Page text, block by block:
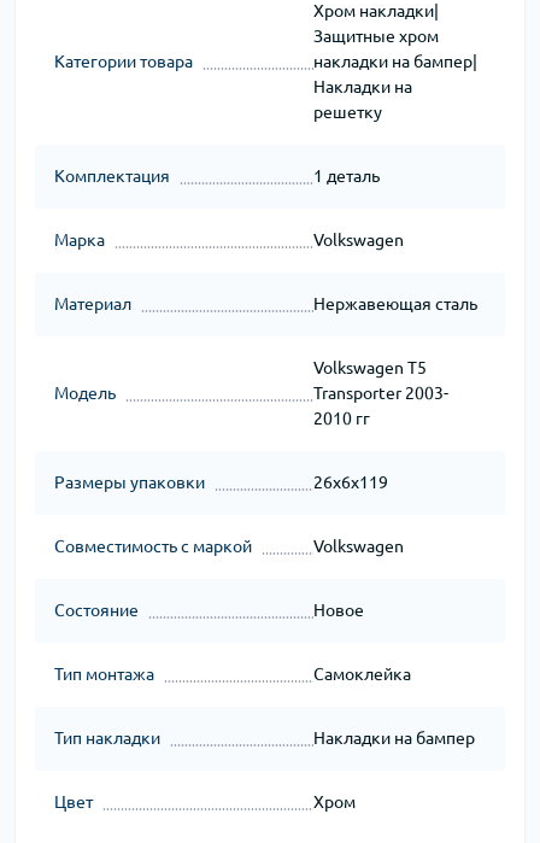
Категории товара
Хром накладки|
Защитные хром
накладки на бампер|
Накладки на
решетку
Комплектация 1 деталь
Марка Volkswagen
Материал Нержавеющая сталь
Модель
Volkswagen T5
Transporter 2003-
2010 гг
Размеры упаковки 26x6x119
Совместимость с маркой Volkswagen
Состояние Новое
Тип монтажа Самоклейка
Тип накладки Накладки на бампер
Цвет Хром